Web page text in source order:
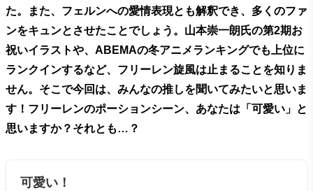
た。また、フェルンへの愛情表現とも解釈でき、多くのファ
ンをキュンとさせたことでしょう。山本崇一朗氏の第2期お
祝いイラストや、ABEMAの冬アニメランキングでも上位に
ランクインするなど、フリーレン旋風は止まることを知りま
せん。そこで今回は、みんなの推しを聞いてみたいと思いま
す！フリーレンのポーションシーン、あなたは「可愛い」と
思いますか？それとも…？
可愛い！